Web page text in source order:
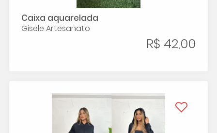
Caixa aquarelada
Gisele Artesanato
R$ 42,00